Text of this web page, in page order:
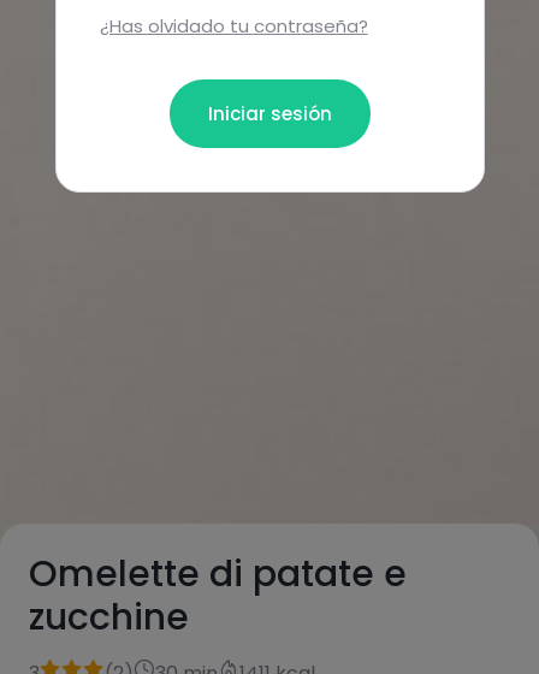
Omelette di patate e
zucchine
¿Has olvidado tu contraseña?
Iniciar sesión